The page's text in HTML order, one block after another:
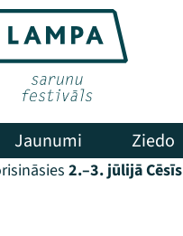
Jaunumi Ziedo
2.–3. jūlijā Cēsīs